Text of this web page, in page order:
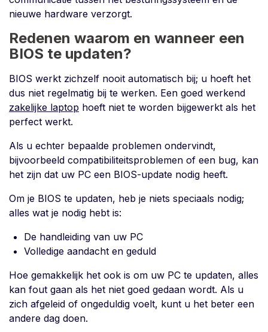
nieuwe hardware verzorgt.
Redenen waarom en wanneer een
BIOS te updaten?
BIOS werkt zichzelf nooit automatisch bij; u hoeft het
dus niet regelmatig bij te werken. Een goed werkend
zakelijke laptop hoeft niet te worden bijgewerkt als het
perfect werkt.
Als u echter bepaalde problemen ondervindt,
bijvoorbeeld compatibiliteitsproblemen of een bug, kan
het zijn dat uw PC een BIOS-update nodig heeft.
Om je BIOS te updaten, heb je niets speciaals nodig;
alles wat je nodig hebt is:
De handleiding van uw PC
Volledige aandacht en geduld
Hoe gemakkelijk het ook is om uw PC te updaten, alles
kan fout gaan als het niet goed gedaan wordt. Als u
zich afgeleid of ongeduldig voelt, kunt u het beter een
andere dag doen.